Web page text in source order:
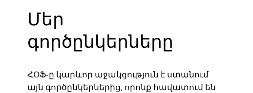
Մեր
գործընկերները
ՀՕՖ-ը կարևոր աջակցություն է ստանում
այն գործընկերներից, որոնք հավատում են